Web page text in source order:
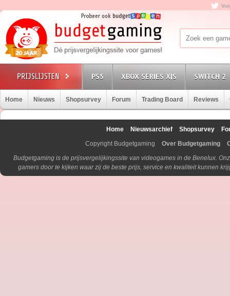
PS5 XBOX SERIES X|S SWITCH 2
Home Nieuws Shopsurvey Forum Trading Board Reviews
Home Nieuwsarchief Shopsurvey
Copyright Budgetgaming
Over Budgetgaming
Budgetgaming is de prijsvergelijkingssite van videogames in de Benelux.
gamers door te kijken waar zij de beste prijs, service en kwaliteit kunnen